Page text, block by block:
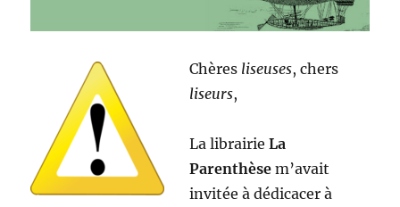
Chères liseuses, chers
liseurs,
La librairieLa
Parenthèse m’avait
invitée à dédicacer à